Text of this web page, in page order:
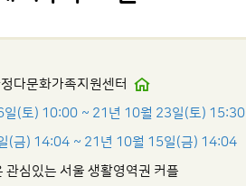
다문화가족지원센터
일(토) 10:00 ~ 21년 10월 23일(토) 15:30
(금) 14:04 ~ 21년 10월 15일(금) 14:04
관심있는 서울 생활영역권 커플